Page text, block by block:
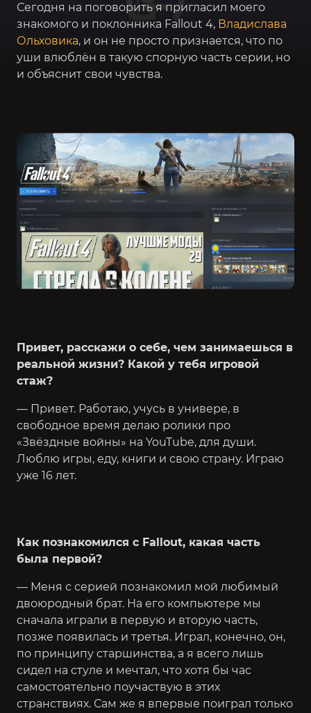
Сегодня на поговорить я пригласил моего
знакомого и поклонника Fallout 4, Владислава
Ольховика, и он не просто признается, что по
уши влюблён в такую спорную часть серии, но
и объяснит свои чувства.
Привет, расскажи о себе, чем занимаешься в
реальной жизни? Какой у тебя игровой
стаж?
— Привет. Работаю, учусь в универе, в
свободное время делаю ролики про
«Звёздные войны» на YouTube, для души.
Люблю игры, еду, книги и свою страну. Играю
уже 16 лет.
Как познакомился с Fallout, какая часть
была первой?
— Меня с серией познакомил мой любимый
двоюродный брат. На его компьютере мы
сначала играли в первую и вторую часть,
позже появилась и третья. Играл, конечно, он,
по принципу старшинства, а я всего лишь
сидел на стуле и мечтал, что хотя бы час
самостоятельно поучаствую в этих
странствиях. Сам же я впервые поиграл только